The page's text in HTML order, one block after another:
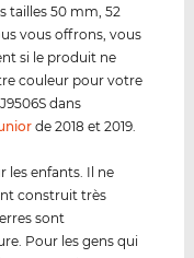
tailles 50 mm, 52
vous offrons, vous
si le produit ne
couleur pour votre
dans
de 2018 et 2019.
les enfants. Il ne
construit très
sont
Pour les gens qui